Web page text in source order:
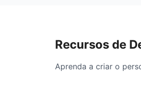
Recursos de
Aprenda a criar o